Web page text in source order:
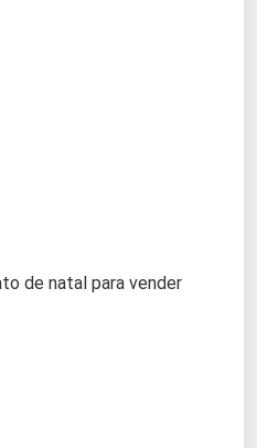
de natal para vender